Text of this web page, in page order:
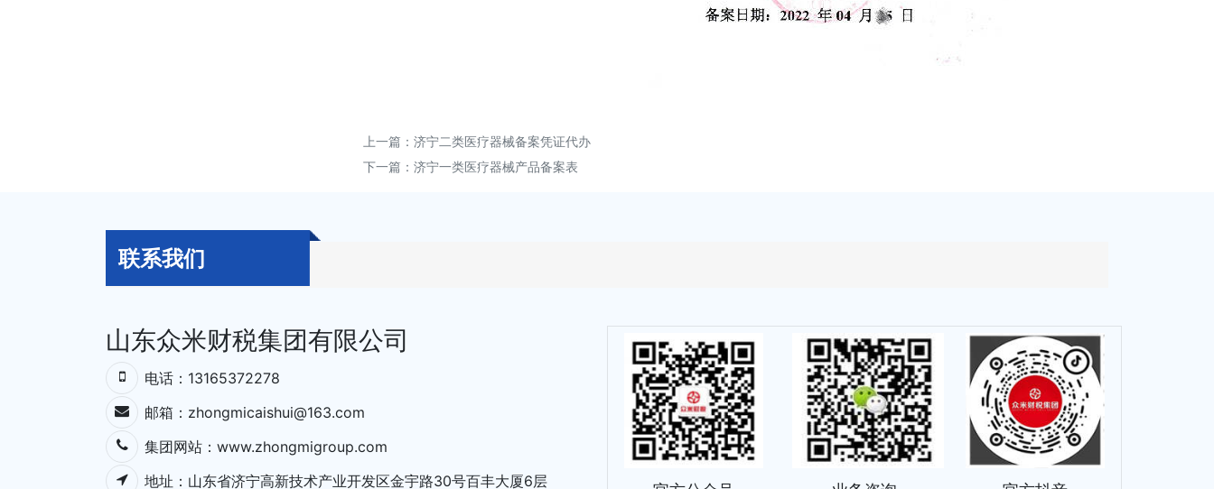
上一篇： 济宁二类医疗器械备案凭证代办
下一篇： 济宁一类医疗器械产品备案表
联系我们
山东众米财税集团有限公司
电话：13165372278
邮箱：zhongmicaishui@163.com
集团网站： www.zhongmigroup.com
地址：⼭东省济宁⾼新技术产业开发区⾦宇路30号百丰⼤厦6层